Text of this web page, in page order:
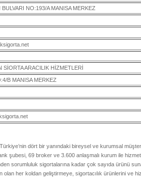
BULVARI NO:193/A MANISA MERKEZ
SİORTA ARACILIK HİZMETLERİ
B MANISA MERKEZ
, Türkiye’nin dört bir yanındaki bireysel ve kurumsal
şubesi, 69 broker ve 3.600 anlaşmalı kurum ile
sorumluluk sigortalarına kadar çok sayıda ürünü
olan her koldan geliştirmeye, sigortacılık ürünlerini ve